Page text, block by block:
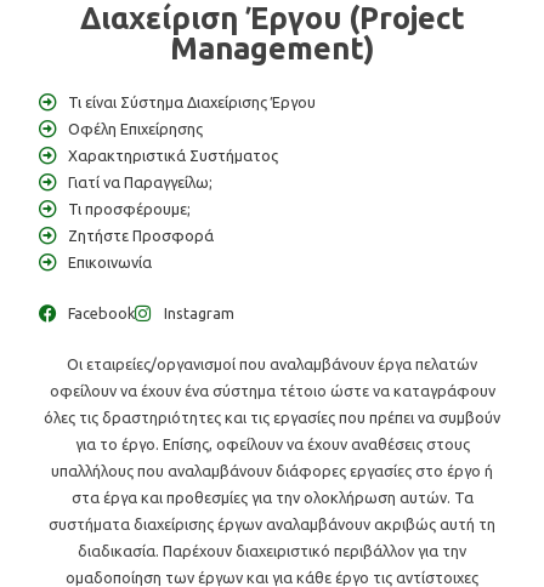
Διαχείριση Έργου (Project
Management)
Τι είναι Σύστημα Διαχείρισης Έργου
Οφέλη Επιχείρησης
Χαρακτηριστικά Συστήματος
Γιατί να Παραγγείλω;
Τι προσφέρουμε;
Ζητήστε Προσφορά
Επικοινωνία
Facebook Instagram
Οι εταιρείες/οργανισμοί που αναλαμβάνουν έργα πελατών
οφείλουν να έχουν ένα σύστημα τέτοιο ώστε να καταγράφουν
όλες τις δραστηριότητες και τις εργασίες που πρέπει να συμβούν
για το έργο. Επίσης, οφείλουν να έχουν αναθέσεις στους
υπαλλήλους που αναλαμβάνουν διάφορες εργασίες στο έργο ή
στα έργα και προθεσμίες για την ολοκλήρωση αυτών. Τα
συστήματα διαχείρισης έργων αναλαμβάνουν ακριβώς αυτή τη
διαδικασία. Παρέχουν διαχειριστικό περιβάλλον για την
ομαδοποίηση των έργων και για κάθε έργο τις αντίστοιχες